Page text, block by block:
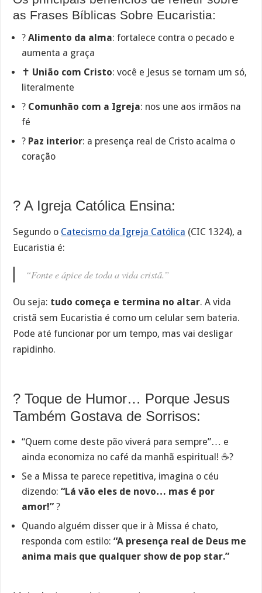
as Frases Bíblicas Sobre Eucaristia:
?Alimento da alma: fortalece contra o pecado e
aumenta a graça
✝️ União com Cristo: você e Jesus se tornam um só,
literalmente
? Comunhão com a Igreja: nos une aos irmãos na
fé
?️ Paz interior: a presença real de Cristo acalma o
coração
? A Igreja Católica Ensina:
Segundo o Catecismo da Igreja Católica (CIC 1324), a
Eucaristia é:
“Fonte e ápice de toda a vida cristã.”
Ou seja: tudo começa e termina no altar. A vida
cristã sem Eucaristia é como um celular sem bateria.
Pode até funcionar por um tempo, mas vai desligar
rapidinho.
?️ Toque de Humor… Porque Jesus
Também Gostava de Sorrisos:
“Quem come deste pão viverá para sempre”… e
ainda economiza no café da manhã espiritual! ☕?
Se a Missa te parece repetitiva, imagina o céu
dizendo:“Lá vão eles de novo… mas é por
amor!” ?
Quando alguém disser que ir à Missa é chato,
responda com estilo:“A presença real de Deus me
anima mais que qualquer show de pop star.”